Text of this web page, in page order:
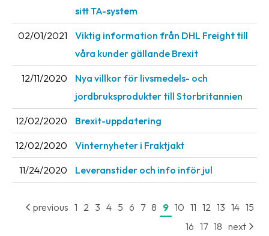
sitt TA-system
02/01/2021
Viktig information från DHL Freight till
våra kunder gällande Brexit
12/11/2020
Nya villkor för livsmedels- och
jordbruksprodukter till Storbritannien
12/02/2020 Brexit-uppdatering
12/02/2020 Vinternyheter i Fraktjakt
11/24/2020 Leveranstider och info inför jul
previous 1 2 3 4 5 6 7 8 9 10 11 12 13 14 15
16 17 18 next